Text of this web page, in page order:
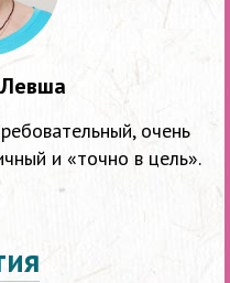
очень
и «точно в цель».